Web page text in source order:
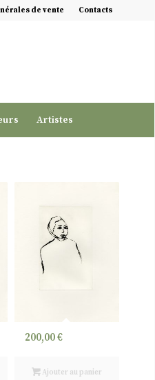
de vente Contacts
Artistes
200,00€
Ajouter au panier